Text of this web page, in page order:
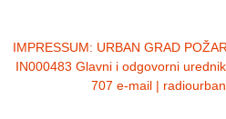
IMPRESSUM: URBAN GRAD
IN000483 Glavni i odgovorni
707 e-mail |